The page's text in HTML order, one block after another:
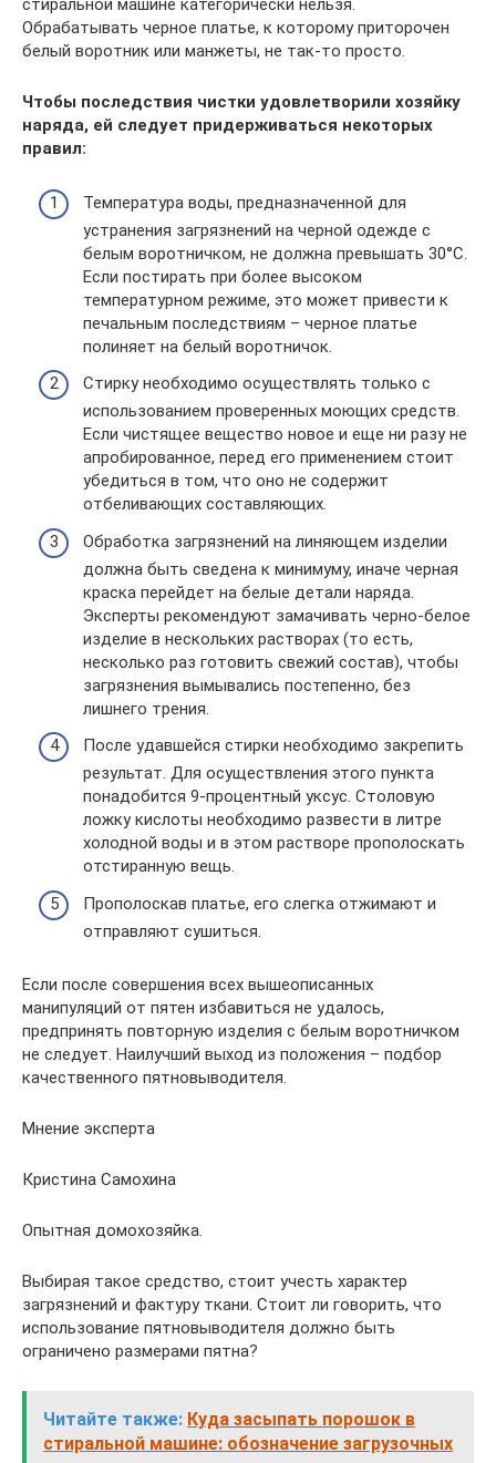
стиральной машине категорически нельзя.
Обрабатывать черное платье, к которому приторочен
белый воротник или манжеты, не так-то просто.
Чтобы последствия чистки удовлетворили хозяйку
наряда, ей следует придерживаться некоторых
правил:
Температура воды, предназначенной для
устранения загрязнений на черной одежде с
белым воротничком, не должна превышать 30°С.
Если постирать при более высоком
температурном режиме, это может привести к
печальным последствиям – черное платье
полиняет на белый воротничок.
Стирку необходимо осуществлять только с
использованием проверенных моющих средств.
Если чистящее вещество новое и еще ни разу не
апробированное, перед его применением стоит
убедиться в том, что оно не содержит
отбеливающих составляющих.
Обработка загрязнений на линяющем изделии
должна быть сведена к минимуму, иначе черная
краска перейдет на белые детали наряда.
Эксперты рекомендуют замачивать черно-белое
изделие в нескольких растворах (то есть,
несколько раз готовить свежий состав), чтобы
загрязнения вымывались постепенно, без
лишнего трения.
После удавшейся стирки необходимо закрепить
результат. Для осуществления этого пункта
понадобится 9-процентный уксус. Столовую
ложку кислоты необходимо развести в литре
холодной воды и в этом растворе прополоскать
отстиранную вещь.
Прополоскав платье, его слегка отжимают и
отправляют сушиться.
Если после совершения всех вышеописанных
манипуляций от пятен избавиться не удалось,
предпринять повторную изделия с белым воротничком
не следует. Наилучший выход из положения – подбор
качественного пятновыводителя.
Мнение эксперта
Кристина Самохина
Опытная домохозяйка.
Выбирая такое средство, стоит учесть характер
загрязнений и фактуру ткани. Стоит ли говорить, что
использование пятновыводителя должно быть
ограничено размерами пятна?
Читайте также: Куда засыпать порошок в
стиральной машине: обозначение загрузочных